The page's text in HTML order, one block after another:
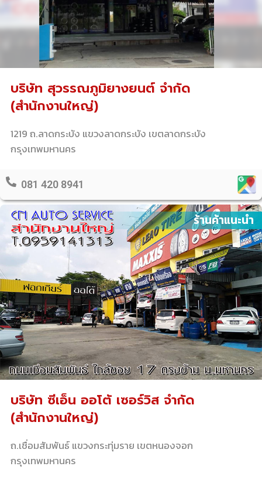
บริษัท สุวรรณภูมิยางยนต์ จำกัด
(สำนักงานใหญ่)
1219 ถ.ลาดกระบัง แขวงลาดกระบัง เขตลาดกระบัง
กรุงเทพมหานคร
081 420 8941
ร้านค้าแนะนำ
บริษัท ซีเอ็น ออโต้ เซอร์วิส จำกัด
(สำนักงานใหญ่)
ถ.เชื่อมสัมพันธ์ แขวงกระทุ่มราย เขตหนองจอก
กรุงเทพมหานคร